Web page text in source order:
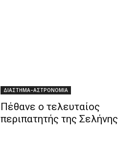
ΔΙΑΣΤΗΜΑ–ΑΣΤΡΟΝΟΜΙΑ
Πέθανε ο τελευταίος
περιπατητής της Σελήνης